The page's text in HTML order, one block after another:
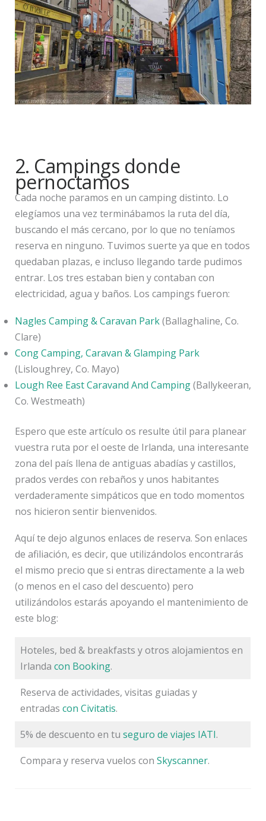
2. Campings donde
pernoctamos
Cada noche paramos en un camping distinto. Lo
elegíamos una vez terminábamos la ruta del día,
buscando el más cercano, por lo que no teníamos
reserva en ninguno. Tuvimos suerte ya que en todos
quedaban plazas, e incluso llegando tarde pudimos
entrar. Los tres estaban bien y contaban con
electricidad, agua y baños. Los campings fueron:
Nagles Camping & Caravan Park(Ballaghaline, Co.
Clare)
Cong Camping, Caravan & Glamping Park
(Lisloughrey, Co. Mayo)
Lough Ree East Caravand And Camping(Ballykeeran,
Co. Westmeath)
Espero que este artículo os resulte útil para planear
vuestra ruta por el oeste de Irlanda, una interesante
zona del país llena de antiguas abadías y castillos,
prados verdes con rebaños y unos habitantes
verdaderamente simpáticos que en todo momentos
nos hicieron sentir bienvenidos.
Aquí te dejo algunos enlaces de reserva. Son enlaces
de afiliación, es decir, que utilizándolos encontrarás
el mismo precio que si entras directamente a la web
(o menos en el caso del descuento) pero
utilizándolos estarás apoyando el mantenimiento de
este blog:
Hoteles, bed & breakfasts y otros alojamientos en
Irlanda con Booking.
Reserva de actividades, visitas guiadas y
entradas con Civitatis.
5% de descuento en tu seguro de viajes IATI.
Compara y reserva vuelos con Skyscanner.